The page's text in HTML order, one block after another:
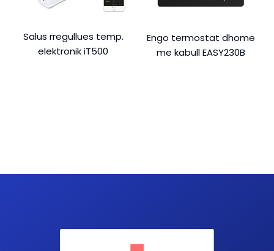
Salus rregullues temp.
elektronik iT500
Engo termostat dhome
me kabull EASY230B